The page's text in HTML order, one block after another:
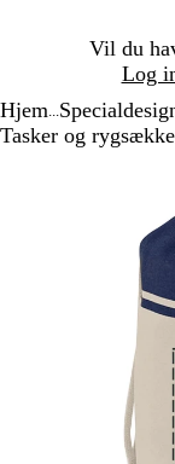
Vil du
Log
1
Hjem
Tasker og rygsække